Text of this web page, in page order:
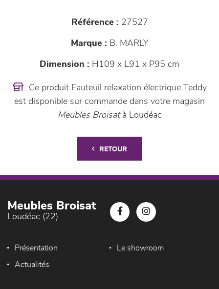
Référence : 27527
Marque : B. MARLY
Dimension : H109 x L91 x P95 cm
Ce produit Fauteuil relaxation électrique Teddy
est disponible sur commande dans votre magasin
Meubles Broisatà Loudéac
RETOUR
Meubles Broisat
Loudéac (22)
Présentation Le showroom
Actualités